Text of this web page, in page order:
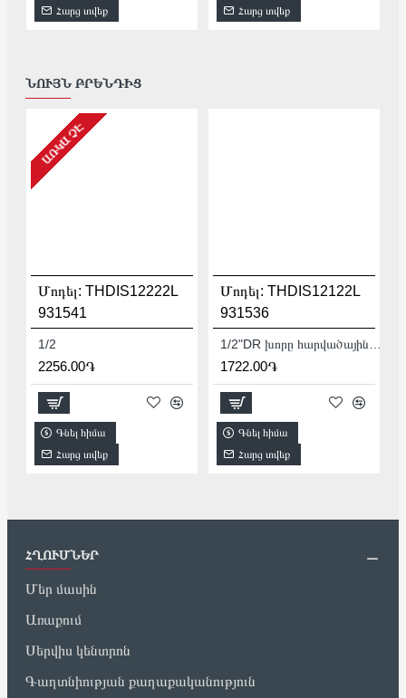
Հարց տվեք
Հարց տվեք
ՆՈՒՅՆ ԲՐԵՆԴԻՑ
ԱՌԿԱ ՉԷ
Մոդել: THDIS12222L
931541
1/2
2256.00֏
Գնել հիմա
Հարց տվեք
Մոդել: THDIS12122L
931536
1722.00֏
Գնել հիմա
Հարց տվեք
ՀՂՈՒՄՆԵՐ
Մեր մասին
Առաքում
Սերվիս կենտրոն
Գաղտնիության քաղաքականություն